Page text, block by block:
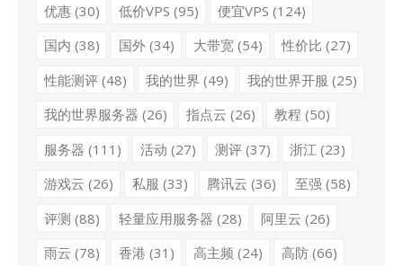
优惠(30) 低价VPS (95) 便宜VPS (124)
国内 (38) 国外(34) 大带宽(54) 性价比 (27)
性能测评(48) 我的世界 (49) 我的世界开服 (25)
我的世界服务器 (26) 指点云 (26) 教程 (50)
服务器 (111) 活动 (27) 测评(37) 浙江 (23)
游戏云 (26) 私服 (33) 腾讯云 (36) 至强 (58)
评测 (88) 轻量应用服务器 (28) 阿里云 (26)
雨云 (78) 香港 (31) 高主频 (24) 高防(66)